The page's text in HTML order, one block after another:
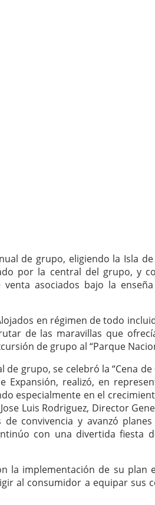
de grupo, eligiendo la Isla
por la central del grupo, y
asociados bajo la enseña
en régimen de todo
de las maravillas que
de grupo al “Parque
grupo, se celebró la “Cena de
realizó, en
especialmente en el
Luis Rodriguez, Director
convivencia y avanzó
con una divertida fiesta
la implementación de su plan
al consumidor a equipar sus